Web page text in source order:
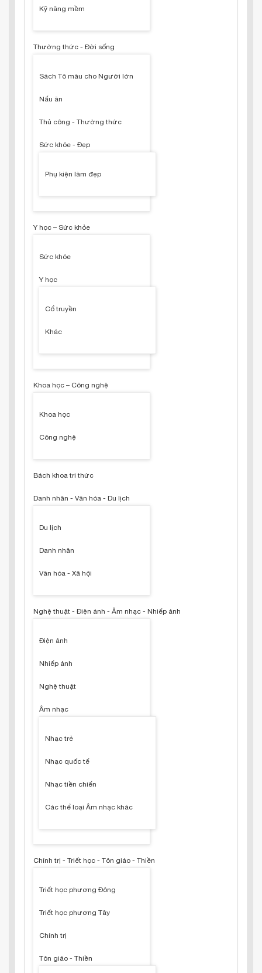
Kỹ năng mềm
Thường thức - Đời sống
Sách Tô màu cho Người lớn
Nấu ăn
Thủ công - Thường thức
Sức khỏe - Đẹp
Phụ kiện làm đẹp
Y học – Sức khỏe
Sức khỏe
Y học
Cổ truyền
Khác
Khoa học – Công nghệ
Khoa học
Công nghệ
Bách khoa tri thức
Danh nhân - Văn hóa - Du lịch
Du lịch
Danh nhân
Văn hóa - Xã hội
Nghệ thuật - Điện ảnh - Âm nhạc - Nhiếp ảnh
Điện ảnh
Nhiếp ảnh
Nghệ thuật
Âm nhạc
Nhạc trẻ
Nhạc quốc tế
Nhạc tiền chiến
Các thể loại Âm nhạc khác
Chính trị - Triết học - Tôn giáo - Thiền
Triết học phương Đông
Triết học phương Tây
Chính trị
Tôn giáo - Thiền